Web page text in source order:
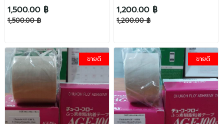
1,500.00 ฿
1,500.00 ฿
1,200.00 ฿
1,200.00 ฿
ขายดี ขายดี